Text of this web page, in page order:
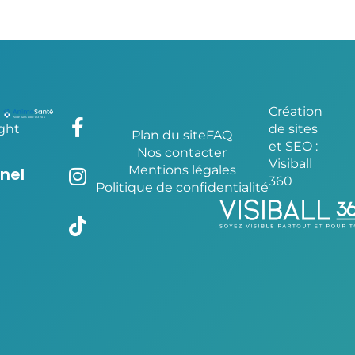
Plan du siteFAQ
Nos contacter
Mentions légales
Politique de confidentialité
Création
de sites
et SEO :
Visiball
360